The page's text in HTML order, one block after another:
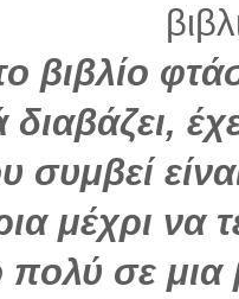
βιβλίο
διαβάζει,
συμβεί
μέχρι να
πολύ σε